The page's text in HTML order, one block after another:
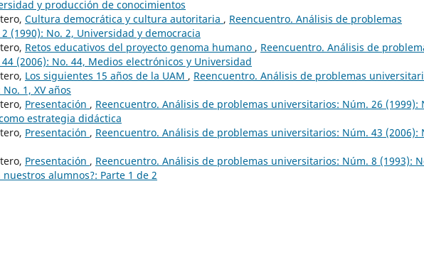
y producción de conocimientos
Cultura democrática y cultura autoritaria , Reencuentro. Análisis de problemas
(1990): No. 2, Universidad y democracia
Retos educativos del proyecto genoma humano , Reencuentro. Análisis de
(2006): No. 44, Medios electrónicos y Universidad
Los siguientes 15 años de la UAM , Reencuentro. Análisis de problemas
1, XV años
Presentación , Reencuentro. Análisis de problemas universitarios: Núm. 26 (1999):
estrategia didáctica
Presentación , Reencuentro. Análisis de problemas universitarios: Núm. 43 (2006):
Presentación , Reencuentro. Análisis de problemas universitarios: Núm. 8 (1993):
nuestros alumnos?: Parte 1 de 2